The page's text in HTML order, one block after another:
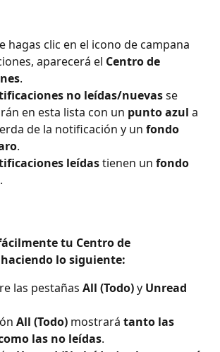
hagas clic en el icono de campana
aparecerá el Centro de
.
no leídas/nuevas se
en esta lista con un punto azul a
de la notificación y un fondo
.
leídas tienen un fondo
.
tu Centro de
lo siguiente:
las pestañas All (Todo) y Unread
All (Todo) mostrará tanto las
las no leídas.